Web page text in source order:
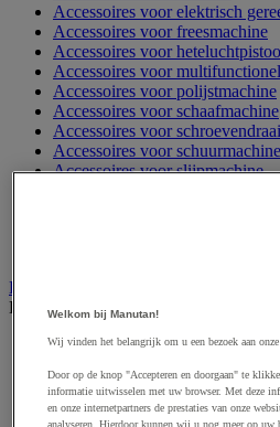
Accessoires voor elektrisch
Accessoires voor freesmachine
Accessoires voor
Accessoires voor
Accessoires voor polijstmachine
Accessoires voor schaafmachine
Accessoires voor
Accessoires voor schuurmachine
Accessoires voor slijpmachine
Elektrische toebehoren en verlichting
Bekijk de hele productgroep
Accessoires voor elektrisch
Elektrische kabel
Elektrische uitrusting
Welkom bij Manutan!
Wij vinden het belangrijk om u een bezoek aan
Door op de knop "Accepteren en doorgaan" te
informatie uitwisselen met uw browser. Met deze
en onze internetpartners de prestaties van onze